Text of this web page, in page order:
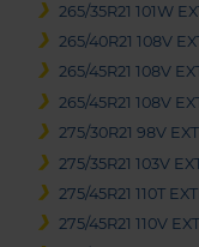
265/35R21 101W
265/40R21 108V
265/45R21 108V
265/45R21 108V
275/30R21 98V
275/35R21 103V
275/45R21 110T
275/45R21 110V